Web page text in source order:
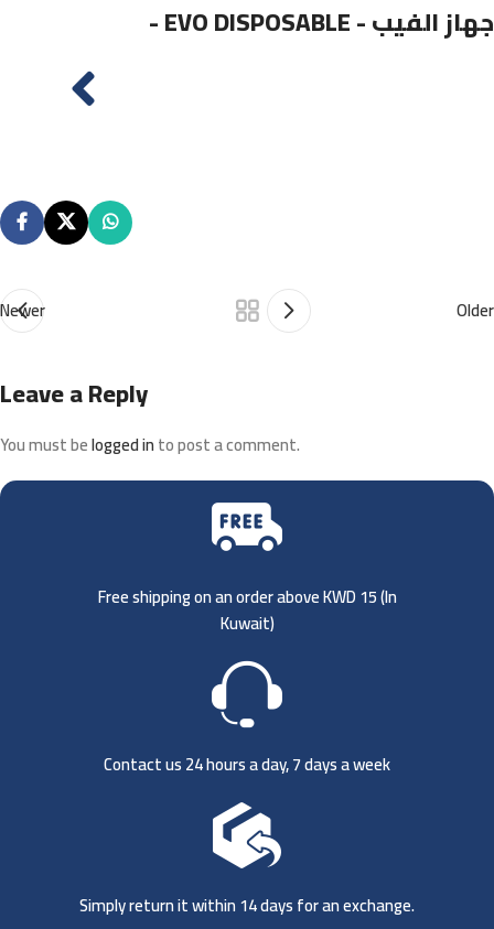
- EVO DISPOSABLE -​ جهاز الفيب
Newer Older
Leave a Reply
You must belogged into post a comment.
Free shipping on an order above KWD 15 (In
Kuwait)
Contact us 24 hours a day, 7 days a week
Simply return it within 14 days for an exchange.